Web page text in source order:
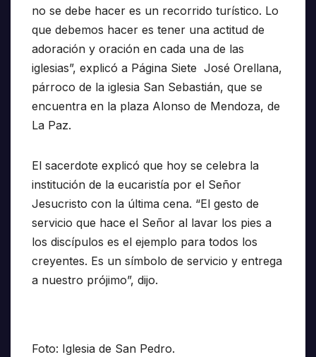
no se debe hacer es un recorrido turístico. Lo
que debemos hacer es tener una actitud de
adoración y oración en cada una de las
iglesias”, explicó a Página Siete José Orellana,
párroco de la iglesia San Sebastián, que se
encuentra en la plaza Alonso de Mendoza, de
La Paz.
El sacerdote explicó que hoy se celebra la
institución de la eucaristía por el Señor
Jesucristo con la última cena. “El gesto de
servicio que hace el Señor al lavar los pies a
los discípulos es el ejemplo para todos los
creyentes. Es un símbolo de servicio y entrega
a nuestro prójimo”, dijo.
Foto: Iglesia de San Pedro.